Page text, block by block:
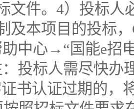
文件。4）投标人
及本项目的投标
中心→“国能e招
投标人需尽快办
书认证过期的，